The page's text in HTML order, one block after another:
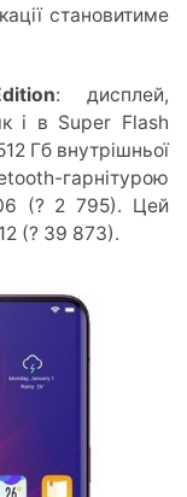
становитиме
: дисплей,
і в Super Flash
Гб внутрішньої
гарнітурою
(? 2 795). Цей
(? 39 873).